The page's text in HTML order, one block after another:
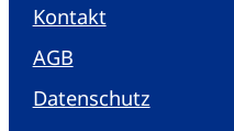
Kontakt
AGB
Datenschutz